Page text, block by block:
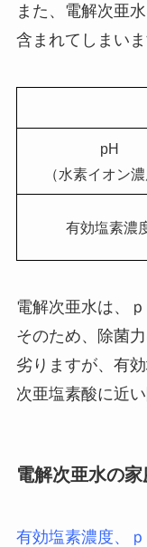
また、電解次亜
含まれてしまいま
pH
（水素イオン濃
有効塩素濃
電解次亜水は、
そのため、除菌
劣りますが、有
次亜塩素酸に近
電解次亜水の
有効塩素濃度、ｐ